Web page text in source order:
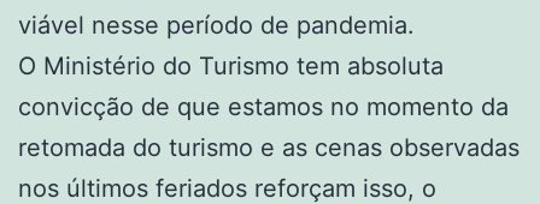
viável nesse período de pandemia.
O Ministério do Turismo tem absoluta
convicção de que estamos no momento da
retomada do turismo e as cenas observadas
nos últimos feriados reforçam isso, o